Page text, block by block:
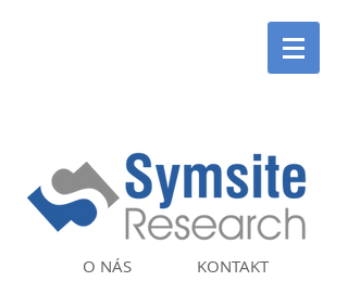
KONTAKT
O NÁS